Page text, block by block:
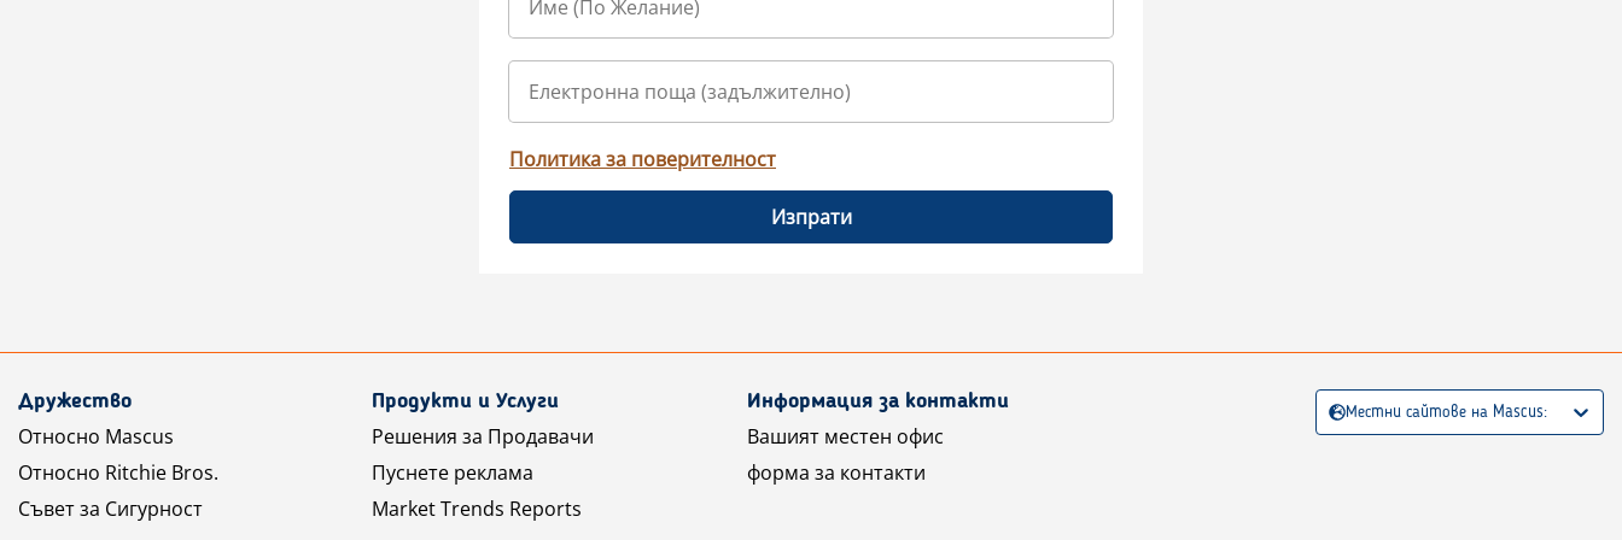
Политика за поверителност
Изпрати
Дружество
Относно Mascus
Относно Ritchie Bros.
Съвет за Сигурност
Продукти и Услуги
Решения за Продавачи
Пуснете реклама
Market Trends Reports
Информация за контакти
Вашият местен офис
форма за контакти
Местни сайтове на Mascus: